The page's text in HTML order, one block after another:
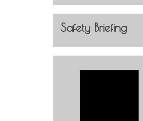
Safety Briefing